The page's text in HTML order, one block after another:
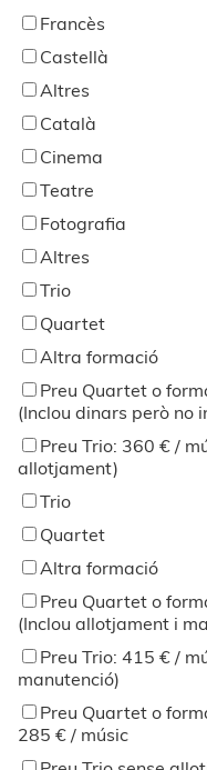
Francès
Castellà
Altres
Català
Cinema
Teatre
Fotografia
Altres
Trio
Quartet
Altra formació
Preu Quartet o
(Inclou dinars però no
Preu Trio: 360 € /
allotjament)
Trio
Quartet
Altra formació
Preu Quartet o
(Inclou allotjament i
Preu Trio: 415 € /
manutenció)
Preu Quartet o
285 € / músic